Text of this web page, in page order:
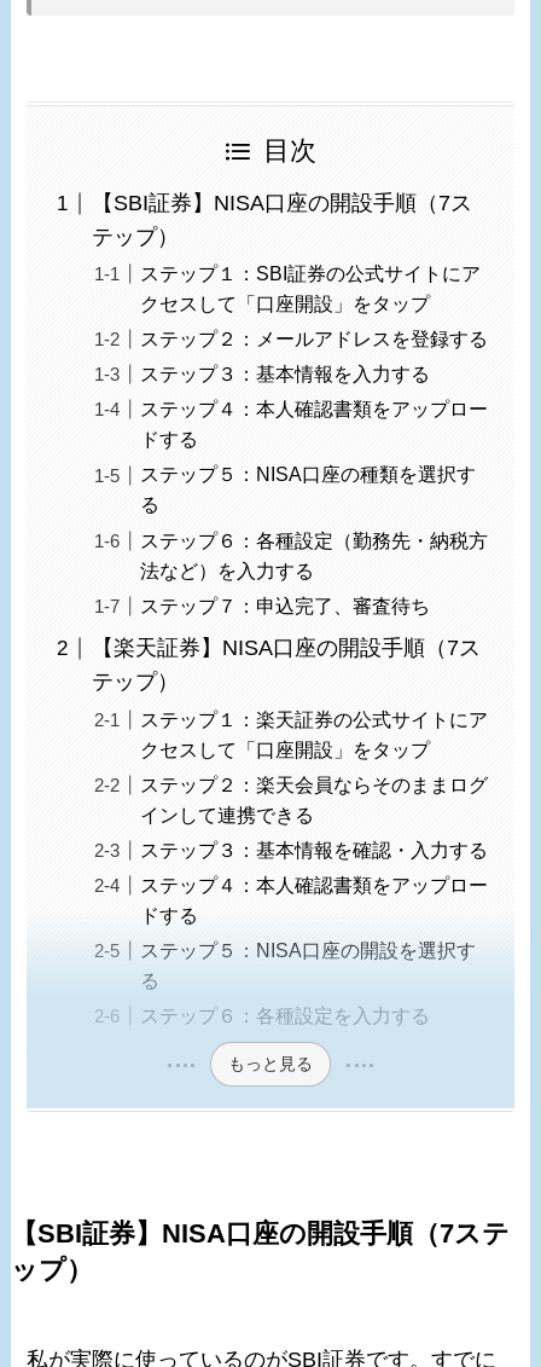
目次
【SBI証券】NISA口座の開設手順（7ス
テップ）
ステップ１：SBI証券の公式サイトにア
クセスして「口座開設」をタップ
ステップ２：メールアドレスを登録する
ステップ３：基本情報を入力する
ステップ４：本人確認書類をアップロー
ドする
ステップ５：NISA口座の種類を選択す
る
ステップ６：各種設定（勤務先・納税方
法など）を入力する
ステップ７：申込完了、審査待ち
【楽天証券】NISA口座の開設手順（7ス
テップ）
ステップ１：楽天証券の公式サイトにア
クセスして「口座開設」をタップ
ステップ２：楽天会員ならそのままログ
インして連携できる
ステップ３：基本情報を確認・入力する
ステップ４：本人確認書類をアップロー
ドする
ステップ５：NISA口座の開設を選択す
る
ステップ６：各種設定を入力する
もっと見る
【SBI証券】NISA口座の開設手順（7ステ
ップ）
私が実際に使っているのがSBI証券です。すでに